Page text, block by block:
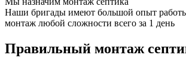
Наши бригады имеют большой опыт
монтаж любой сложности всего за 1 день
Правильный монтаж